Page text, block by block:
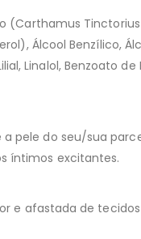
(Carthamus
Álcool Benzílico,
Linalol, Benzoato de
pele do seu/sua
íntimos excitantes.
e afastada de